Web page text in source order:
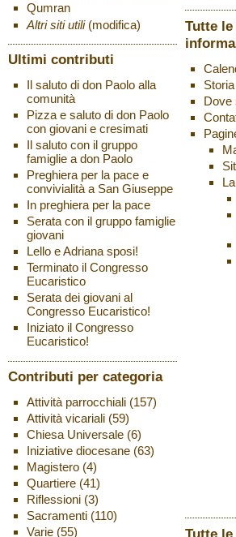
Qumran
Altri siti utili (modifica)
Ultimi contributi
Il saluto di don Paolo alla
comunità
Pizza e saluto di don Paolo
con giovani e cresimati
Il saluto con il gruppo
famiglie a don Paolo
Preghiera per la pace e
convivialità a San Giuseppe
In preghiera per la pace
Serata con il gruppo famiglie
giovani
Lello e Adriana sposi!
Terminato il Congresso
Eucaristico
Serata dei giovani al
Congresso Eucaristico!
Iniziato il Congresso
Eucaristico!
Contributi per categoria
Attività parrocchiali(157)
Attività vicariali(59)
Chiesa Universale(6)
Iniziative diocesane(63)
Magistero(4)
Quartiere(41)
Riflessioni(3)
Sacramenti(110)
Varie(55)
Tutte
Storia
Dove
Tutte